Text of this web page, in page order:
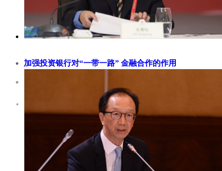
林会议，该会议...
加强投资银行对“一带一路” 金融合作的作用
中国证券业协会党委书记、执行副会长安青松认为，在规模和国
平上，中国投行仍落后于一流的国际从业者。但大湾区独特的发
能促进它们的实力不断增强。 党的十九大报告提出，支持香港
融入国家发展大局，以粤港澳大湾区建设、粤港澳合作、泛珠三
合作等为重点，全面推进内地同香港、澳门互利合作。共建粤港
区国际金融合作枢纽，是落实党...